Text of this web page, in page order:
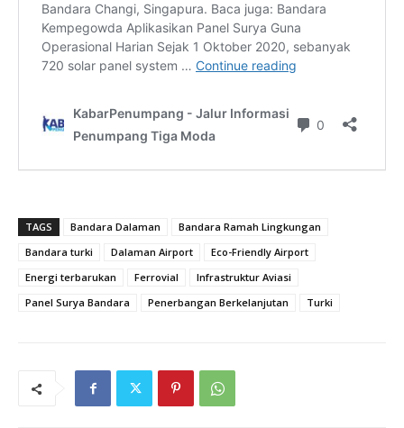
TAGS Bandara Dalaman
Bandara Ramah Lingkungan
Bandara turki
Dalaman Airport
Eco-Friendly Airport
Energi terbarukan
Ferrovial
Infrastruktur Aviasi
Panel Surya Bandara
Penerbangan Berkelanjutan Turki